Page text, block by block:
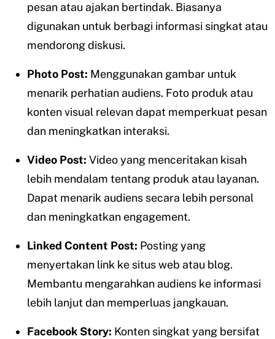
pesan atau ajakan bertindak. Biasanya
digunakan untuk berbagi informasi singkat atau
mendorong diskusi.
Photo Post: Menggunakan gambar untuk
menarik perhatian audiens. Foto produk atau
konten visual relevan dapat memperkuat pesan
dan meningkatkan interaksi.
Video Post: Video yang menceritakan kisah
lebih mendalam tentang produk atau layanan.
Dapat menarik audiens secara lebih personal
dan meningkatkan engagement.
Linked Content Post: Posting yang
menyertakan link ke situs web atau blog.
Membantu mengarahkan audiens ke informasi
lebih lanjut dan memperluas jangkauan.
Facebook Story: Konten singkat yang bersifat